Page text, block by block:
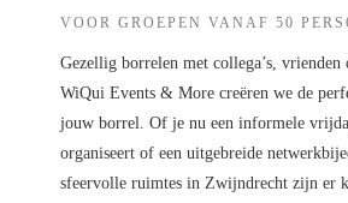
VOOR GROEPEN VANAF 50
Gezellig borrelen met collega’s,
WiQui Events & More creëren we de
jouw borrel. Of je nu een informele
organiseert of een uitgebreide
sfeervolle ruimtes in Zwijndrecht zijn er